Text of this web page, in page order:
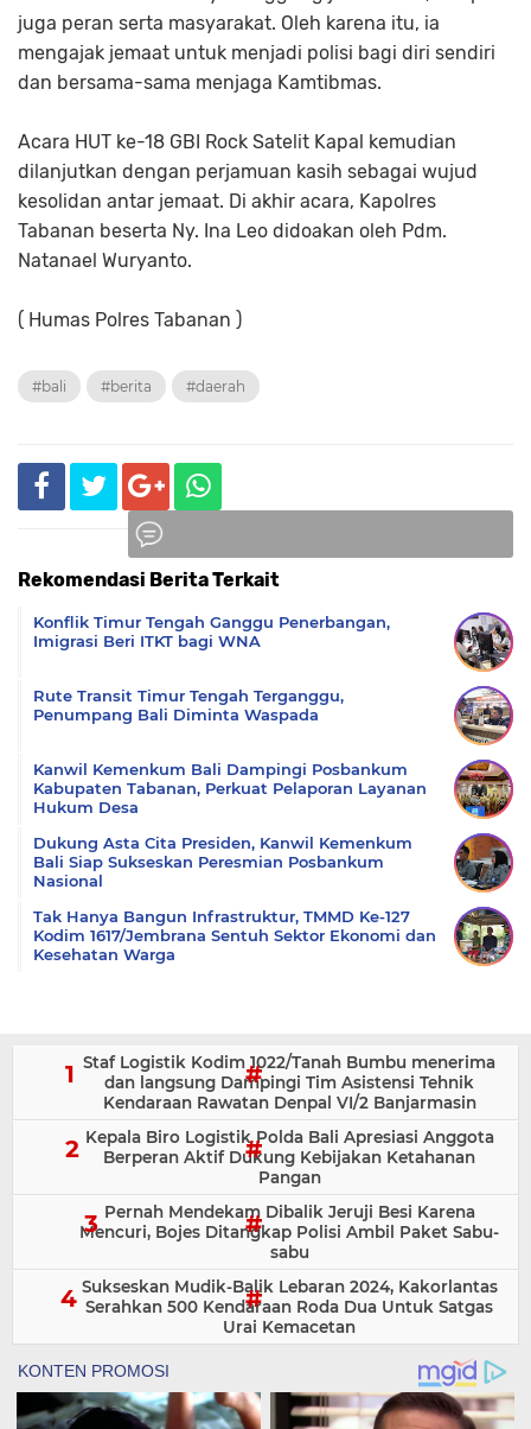
juga peran serta masyarakat. Oleh karena itu, ia
mengajak jemaat untuk menjadi polisi bagi diri sendiri
dan bersama-sama menjaga Kamtibmas.
Acara HUT ke-18 GBI Rock Satelit Kapal kemudian
dilanjutkan dengan perjamuan kasih sebagai wujud
kesolidan antar jemaat. Di akhir acara, Kapolres
Tabanan beserta Ny. Ina Leo didoakan oleh Pdm.
Natanael Wuryanto.
( Humas Polres Tabanan )
#bali #berita #daerah
Rekomendasi Berita Terkait
Konflik Timur Tengah Ganggu Penerbangan,
Imigrasi Beri ITKT bagi WNA
Rute Transit Timur Tengah Terganggu,
Penumpang Bali Diminta Waspada
Kanwil Kemenkum Bali Dampingi Posbankum
Kabupaten Tabanan, Perkuat Pelaporan Layanan
Hukum Desa
Dukung Asta Cita Presiden, Kanwil Kemenkum
Bali Siap Sukseskan Peresmian Posbankum
Nasional
Tak Hanya Bangun Infrastruktur, TMMD Ke-127
Kodim 1617/Jembrana Sentuh Sektor Ekonomi dan
Kesehatan Warga
Staf Logistik Kodim 1022/Tanah Bumbu menerima
dan langsung Dampingi Tim Asistensi Tehnik
Kendaraan Rawatan Denpal VI/2 Banjarmasin
Kepala Biro Logistik Polda Bali Apresiasi Anggota
Berperan Aktif Dukung Kebijakan Ketahanan
Pangan
Pernah Mendekam Dibalik Jeruji Besi Karena
Mencuri, Bojes Ditangkap Polisi Ambil Paket Sabu-
sabu
Sukseskan Mudik-Balik Lebaran 2024, Kakorlantas
Serahkan 500 Kendaraan Roda Dua Untuk Satgas
Urai Kemacetan